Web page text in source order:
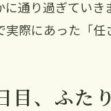
通り過ぎていき
実際にあった「任
目、ふた